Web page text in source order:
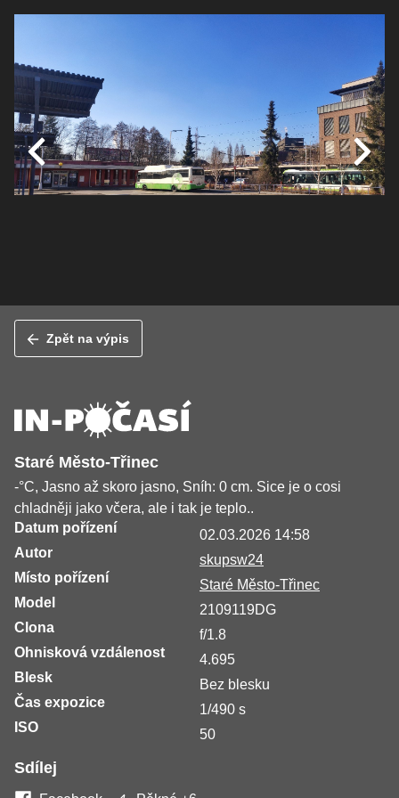
Zpět na výpis
Staré Město-Třinec
-°C, Jasno až skoro jasno, Sníh: 0 cm. Sice je o cosi
chladněji jako včera, ale i tak je teplo..
Datum pořízení
02.03.2026 14:58
Autor
skupsw24
Místo pořízení
Staré Město-Třinec
Model
2109119DG
Clona
f/1.8
Ohnisková vzdálenost
4.695
Blesk
Bez blesku
Čas expozice
1/490 s
ISO
50
Sdílej